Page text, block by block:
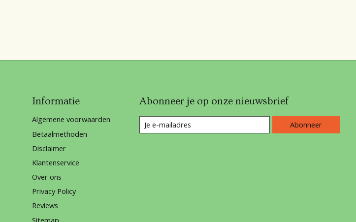
Informatie
Algemene voorwaarden
Betaalmethoden
Disclaimer
Klantenservice
Over ons
Privacy Policy
Reviews
Sitemap
Abonneer je op onze nieuwsbrief
Abonneer